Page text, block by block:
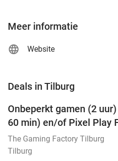
Meer informatie
Website
Deals in Tilburg
Onbeperkt gamen (2
60 min) en/of Pixel Play
The Gaming Factory Tilburg
Tilburg